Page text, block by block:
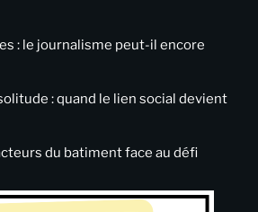
: le journalisme peut-il encore
: quand le lien social devient
du batiment face au défi